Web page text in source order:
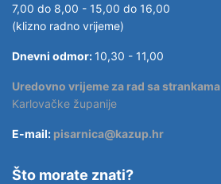
7,00 do 8,00 - 15,00 do 16,00
(klizno radno vrijeme)
Dnevni odmor: 10,30 - 11,00
Uredovno vrijeme za rad sa strankama
Karlovačke županije
E-mail: pisarnica@kazup.hr
Što morate znati?